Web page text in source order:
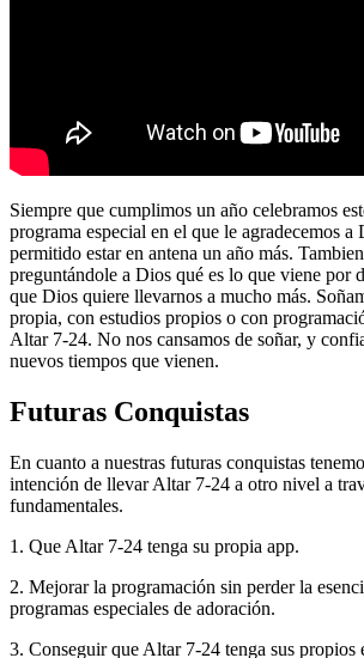
Siempre que cumplimos un año celebramos
programa especial en el que le agradecemos a
permitido estar en antena un año más.
preguntándole a Dios qué es lo que viene por
que Dios quiere llevarnos a mucho más.
propia, con estudios propios o con
Altar 7-24. No nos cansamos de soñar, y
nuevos tiempos que vienen.
Futuras Conquistas
En cuanto a nuestras futuras conquistas
intención de llevar Altar 7-24 a otro nivel a
fundamentales.
1. Que Altar 7-24 tenga su propia app.
2. Mejorar la programación sin perder la
programas especiales de adoración.
3. Conseguir que Altar 7-24 tenga sus propios